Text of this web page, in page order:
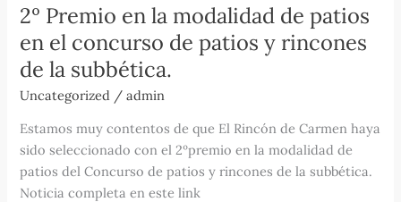
2º Premio en la modalidad de patios
en el concurso de patios y rincones
de la subbética.
Uncategorized /admin
Estamos muy contentos de que El Rincón de Carmen haya
sido seleccionado con el 2ºpremio en la modalidad de
patios del Concurso de patios y rincones de la subbética.
Noticia completa en este link
patios
y
rincones
de
subbética.